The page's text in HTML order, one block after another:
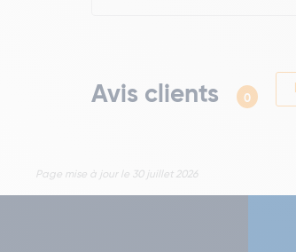
Avis clients 0
Page mise à jour le 30 juillet 2026